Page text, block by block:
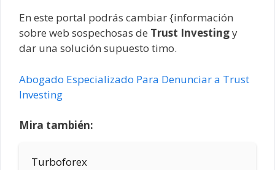
En este portal podrás cambiar {información
sobre web sospechosas de Trust Investingy
dar una solución supuesto timo.
Abogado Especializado Para Denunciar a Trust
Investing
Mira también:
Turboforex